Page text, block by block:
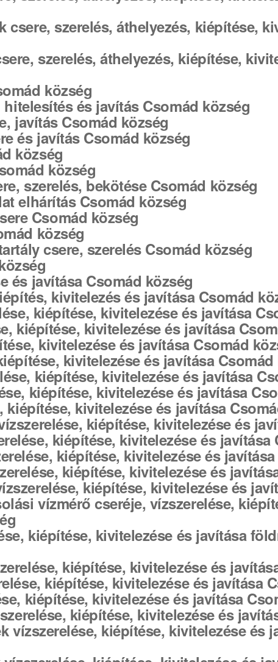
csere, szerelés, áthelyezés, kiépítése,
szerelés, áthelyezés, kiépítése,
község
és javítás Csomád község
javítás Csomád község
és javítás Csomád község
község
község
szerelés, bekötése Csomád község
elhárítás Csomád község
Csomád község
község
csere, szerelés Csomád község
és javítása Csomád község
kivitelezés és javítása Csomád
kiépítése, kivitelezése és javítása
kiépítése, kivitelezése és javítása
kivitelezése és javítása Csomád
kivitelezése és javítása
kiépítése, kivitelezése és javítása
kiépítése, kivitelezése és javítása
kiépítése, kivitelezése és javítása
kiépítése, kivitelezése és
kiépítése, kivitelezése és javítása
kiépítése, kivitelezése és
kiépítése, kivitelezése és
kiépítése, kivitelezése és
vízmérő cseréje, vízszerelése,
kiépítése, kivitelezése és javítása
kiépítése, kivitelezése és
kiépítése, kivitelezése és javítása
kiépítése, kivitelezése és javítása
kiépítése, kivitelezése és
vízszerelése, kiépítése, kivitelezése és